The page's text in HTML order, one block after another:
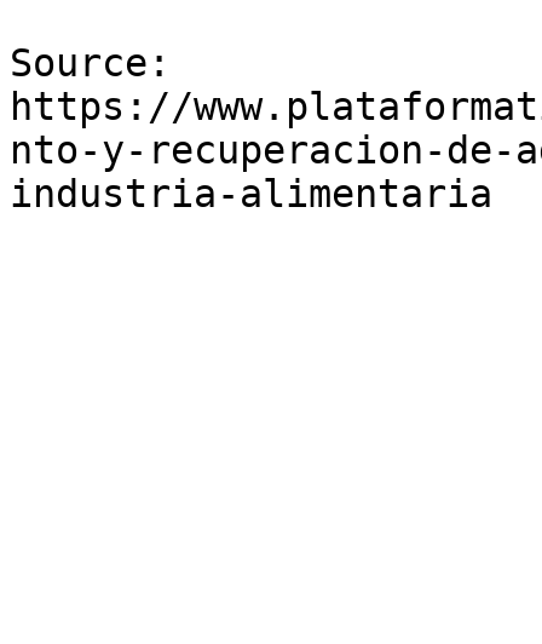
Source:
https://
nto-y-recuperacion-de-